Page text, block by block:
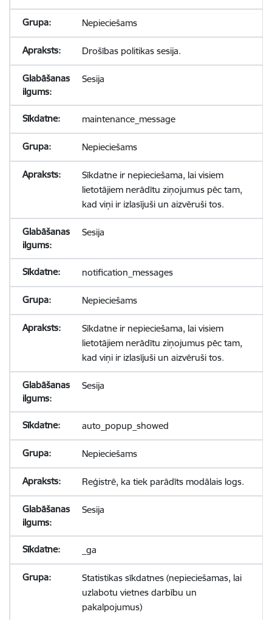
Nepieciešams
Drošības politikas sesija.
Sesija
maintenance_message
Nepieciešams
Sīkdatne ir nepieciešama, lai visiem
lietotājiem nerādītu ziņojumus pēc tam,
kad viņi ir izlasījuši un aizvēruši tos.
Sesija
notification_messages
Nepieciešams
Sīkdatne ir nepieciešama, lai visiem
lietotājiem nerādītu ziņojumus pēc tam,
kad viņi ir izlasījuši un aizvēruši tos.
Sesija
auto_popup_showed
Nepieciešams
Reģistrē, ka tiek parādīts modālais logs.
Sesija
_ga
Statistikas sīkdatnes (nepieciešamas, lai
uzlabotu vietnes darbību un
pakalpojumus)